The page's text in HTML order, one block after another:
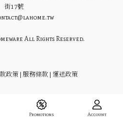
街17號
All Rights Reserved.
政策| 服務條款| 運送政策
Promotions Account